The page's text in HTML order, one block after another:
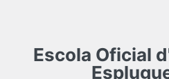
Escola Oficial